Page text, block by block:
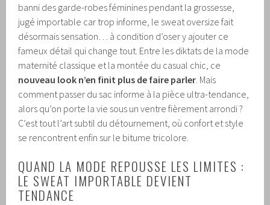
banni des garde-robes féminines pendant la grossesse,
jugé importable car trop informe, le sweat oversize fait
désormais sensation… à condition d’oser y ajouter ce
fameux détail qui change tout. Entre les diktats de la mode
maternité classique et la montée du casual chic, ce
nouveau look n’en finit plus de faire parler . Mais
comment passer du sac informe à la pièce ultra-tendance,
alors qu’on porte la vie sous un ventre fièrement arrondi ?
C’est tout l’art subtil du détournement, où confort et style
se rencontrent enfin sur le bitume tricolore.
QUAND LA MODE REPOUSSE LES LIMITES :
LE SWEAT IMPORTABLE DEVIENT
TENDANCE